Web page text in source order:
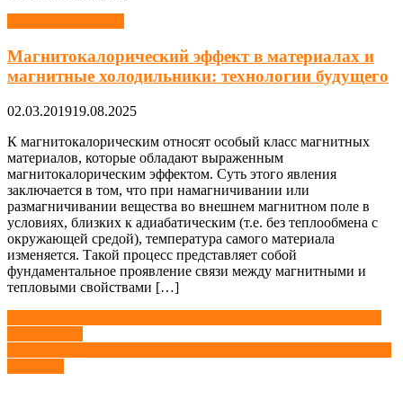
Магнитокалорический эффект в материалах и
магнитные холодильники: технологии будущего
02.03.201919.08.2025
К магнитокалорическим относят особый класс магнитных
материалов, которые обладают выраженным
магнитокалорическим эффектом. Суть этого явления
заключается в том, что при намагничивании или
размагничивании вещества во внешнем магнитном поле в
условиях, близких к адиабатическим (т.е. без теплообмена с
окружающей средой), температура самого материала
изменяется. Такой процесс представляет собой
фундаментальное проявление связи между магнитными и
тепловыми свойствами […]
Навигация
по
записям